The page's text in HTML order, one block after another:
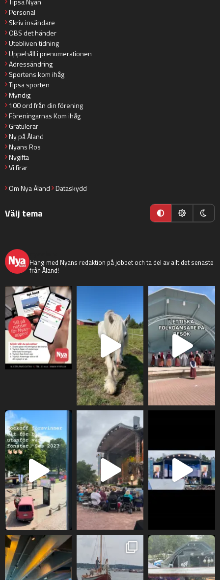
Personal
Skriv insändare
OBS det händer
Utebliven tidning
Uppehåll i prenumerationen
Adressändring
Sportens kom ihåg
Tipsa sporten
Myndig
100 ord från din förening
Föreningarnas Kom ihåg
Gratulerar
Ny på Åland
Nyans Ros
Nygifta
Vi firar
Om Nya Åland Dataskydd
Välj tema
Häng med Nyans redaktion på jobbet och ta del av allt det senaste
från Åland!